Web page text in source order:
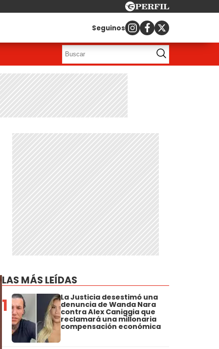
Seguinos
LAS MÁS LEÍDAS
1 La Justicia desestimó una
denuncia de Wanda Nara
contra Alex Caniggia que
reclamará una millonaria
compensación económica